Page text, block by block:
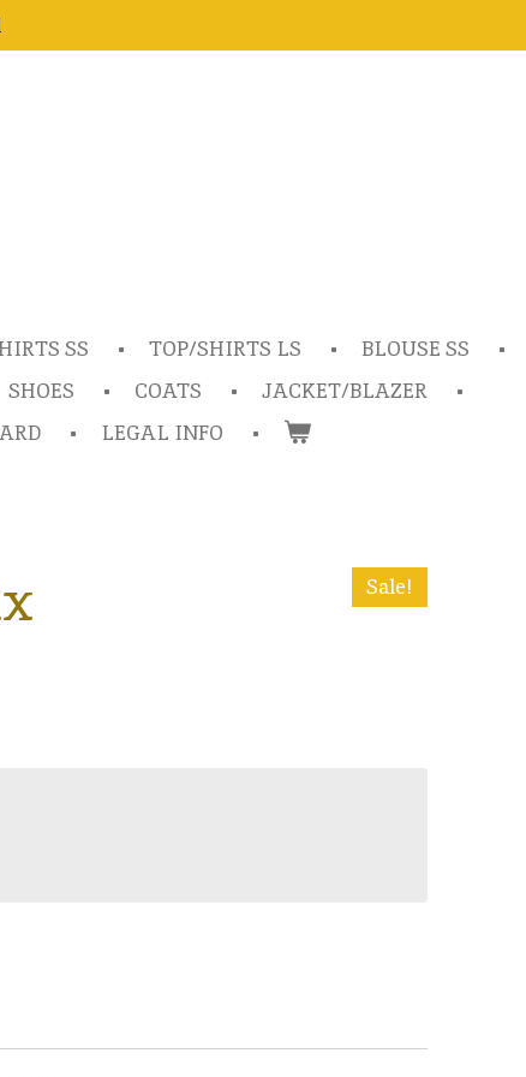
SS TOP/SHIRTS LS
BLOUSE SS
SHOES COATS
JACKET/BLAZER
LEGAL INFO
Sale!